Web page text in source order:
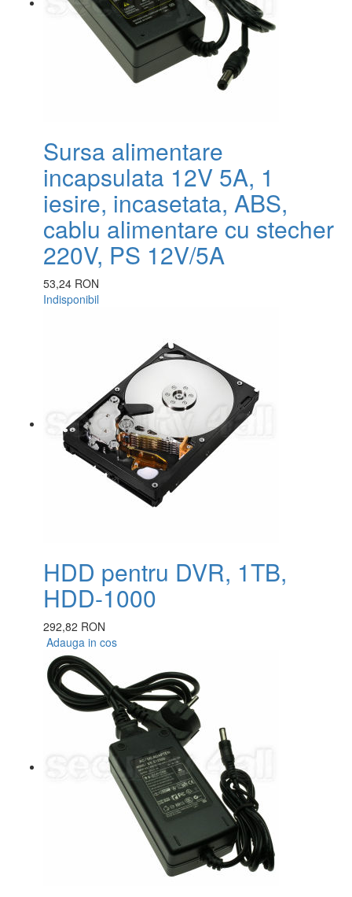
Sursa alimentare
incapsulata 12V 5A, 1
iesire, incasetata, ABS,
cablu alimentare cu stecher
220V, PS 12V/5A
53,24 RON
Indisponibil
HDD pentru DVR, 1TB,
HDD-1000
292,82 RON
Adauga in cos